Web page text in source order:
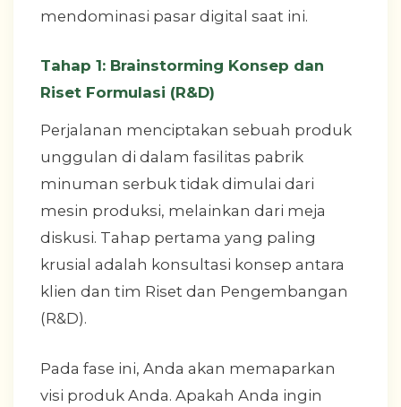
mendominasi pasar digital saat ini.
Tahap 1: Brainstorming Konsep dan
Riset Formulasi (R&D)
Perjalanan menciptakan sebuah produk
unggulan di dalam fasilitas pabrik
minuman serbuk tidak dimulai dari
mesin produksi, melainkan dari meja
diskusi. Tahap pertama yang paling
krusial adalah konsultasi konsep antara
klien dan tim Riset dan Pengembangan
(R&D).
Pada fase ini, Anda akan memaparkan
visi produk Anda. Apakah Anda ingin